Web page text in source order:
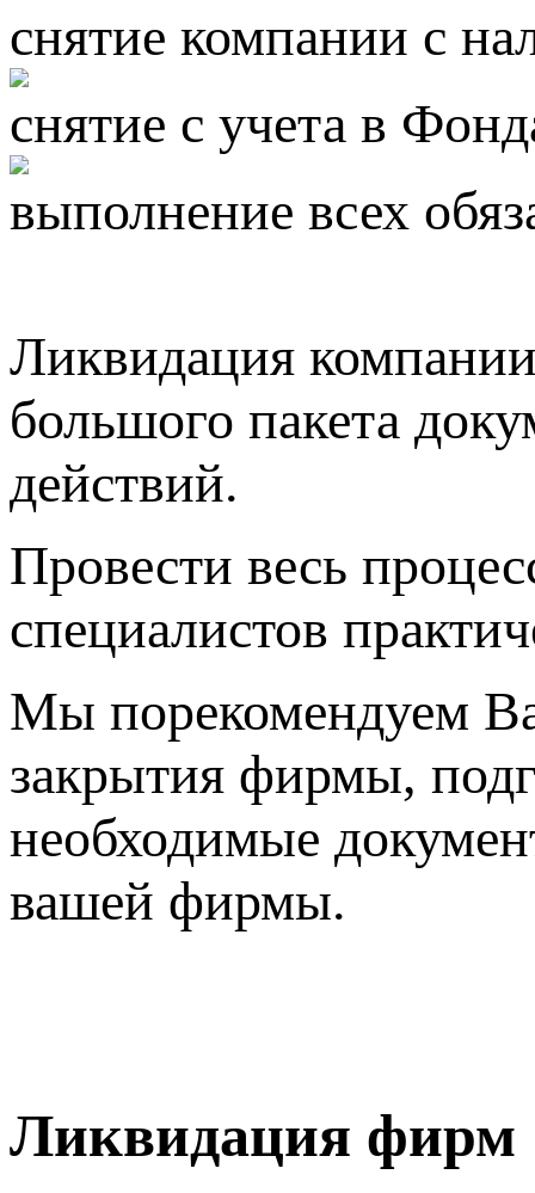
снятие компании с
снятие с учета в
выполнение всех
Ликвидация
большого пакета
действий.
Провести весь
специалистов
Мы порекомендуем
закрытия фирмы,
необходимые
вашей фирмы.
Ликвидация фирм